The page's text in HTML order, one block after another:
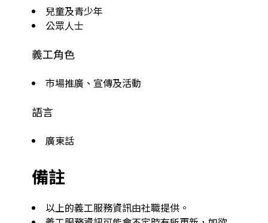
兒童及青少年
公眾人士
義工角色
市場推廣、宣傳及活動
語言
廣東話
備註
以上的義工服務資訊由社職提供。